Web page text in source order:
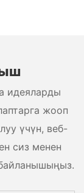
идеяларды
жооп
үчүн, веб-
сиз менен